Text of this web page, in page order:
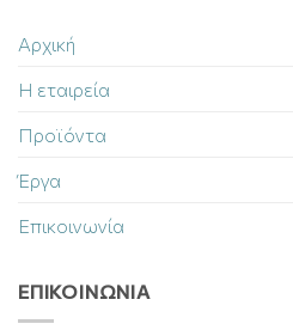
Αρχική
Η εταιρεία
Προϊόντα
Έργα
Επικοινωνία
ΕΠΙΚΟΙΝΩΝΊΑ